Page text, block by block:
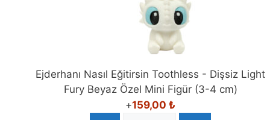
Ejderhanı Nasıl Eğitirsin Toothless - Dişsiz Light
Fury Beyaz Özel Mini Figür (3-4 cm)
+159,00 ₺